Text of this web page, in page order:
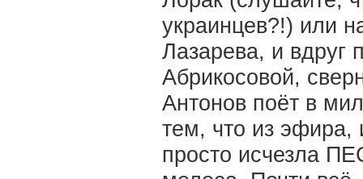
украинцев?!) или
Лазарева, и вдруг
Абрикосовой,
Антонов поёт в
тем, что из эфира,
просто исчезла